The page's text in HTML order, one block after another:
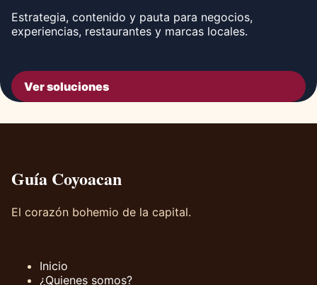
Estrategia, contenido y pauta para negocios,
experiencias, restaurantes y marcas locales.
Ver soluciones
Guía Coyoacan
El corazón bohemio de la capital.
Inicio
¿Quienes somos?